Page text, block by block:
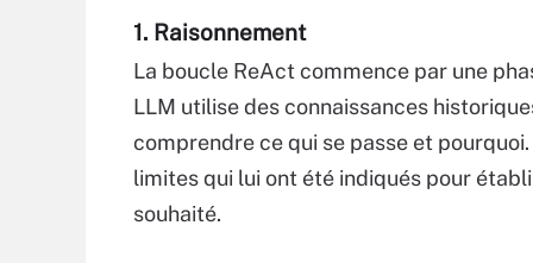
1. Raisonnement
La boucle ReAct commence par une
LLM utilise des connaissances
comprendre ce qui se passe et
limites qui lui ont été indiqués pour
souhaité.